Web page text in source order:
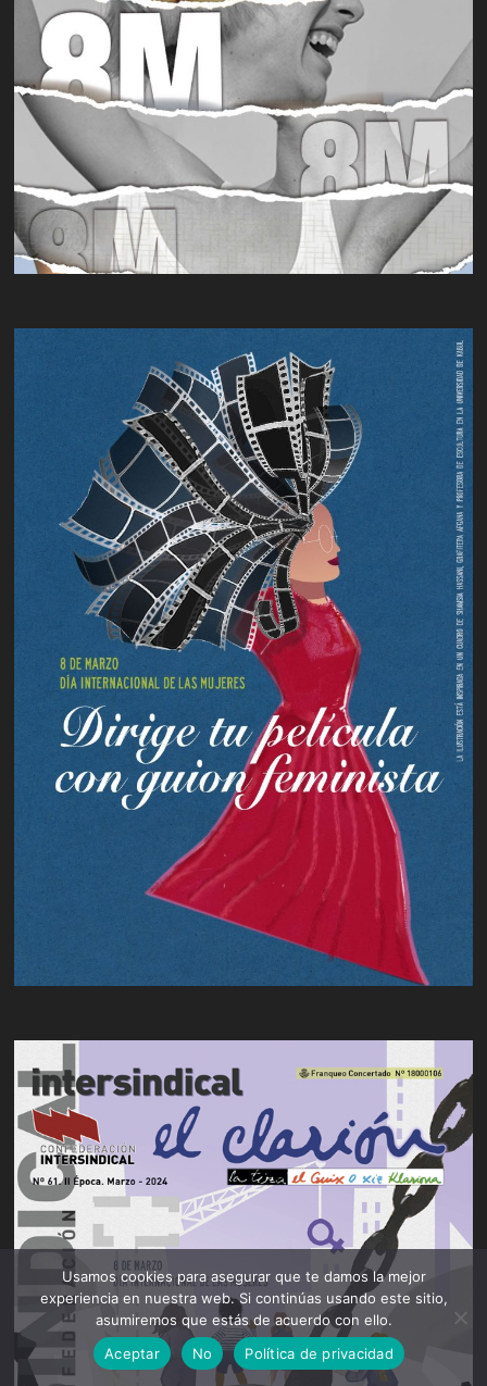
Usamos cookies para asegurar que te damos la mejor
experiencia en nuestra web. Si continúas usando este sitio,
asumiremos que estás de acuerdo con ello.
Aceptar
No Política de privacidad